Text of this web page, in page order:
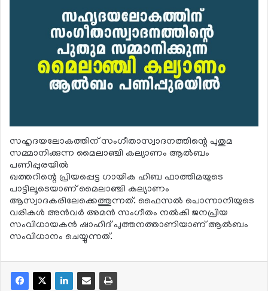
സഹൃദയലോകത്തിന് സംഗീതാസ്വാദനത്തിന്റെ പുതുമ
സമ്മാനിക്കുന്ന മൈലാഞ്ചി കല്യാണം ആല്‍ബം
പണിപ്പുരയില്‍
ഖത്തറിന്റെ പ്രിയപ്പെട്ട ഗായിക ഹിബ ഫാത്തിമയുടെ
പാട്ടിലൂടെയാണ് മൈലാഞ്ചി കല്യാണം
ആസ്വാദകരിലേക്കെത്തുന്നത്. ഫൈസല്‍ പൊന്നാനിയുടെ
വരികള്‍ അന്‍വര്‍ അമന്‍ സംഗീതം നല്‍കി ജനപ്രിയ
സംവിധായകന്‍ ഷാഹിദ് പുത്തനത്താണിയാണ് ആല്‍ബം
സംവിധാനം ചെയ്യുന്നത്.